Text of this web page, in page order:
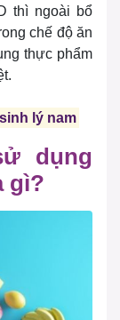
thì ngoài bổ
chế độ ăn
thực phẩm
lý nam
dụng
gì?